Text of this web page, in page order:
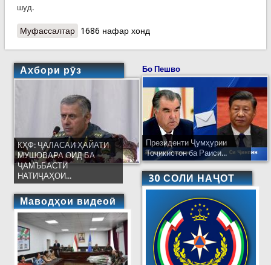
шуд.
Муфассалтаро Се амали наҷот дар як шабонарӯз.
1686 нафар хонд
Ахбори рӯз
КҲФ: ҶАЛАСАИ ҲАЙАТИ
МУШОВАРА ОИД БА
ҶАМЪБАСТИ
НАТИҶАҲОИ...
Маводҳои видеоӣ
Бо Пешво
Президенти Ҷумҳурии
Тоҷикистон ба Раиси...
30 СОЛИ НАҶОТ